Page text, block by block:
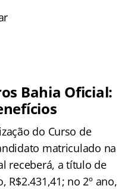
Bahia Oficial:
do Curso de
matriculado na
receberá, a título de
R$2.431,41; no 2º ano,